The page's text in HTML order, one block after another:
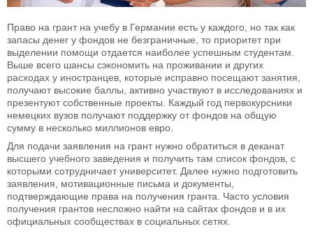
Право на грант на учебу в Германии есть у каждого, но так как
запасы денег у фондов не безграничные, то приоритет при
выделении помощи отдается наиболее успешным студентам.
Выше всего шансы сэкономить на проживании и других
расходах у иностранцев, которые исправно посещают занятия,
получают высокие баллы, активно участвуют в исследованиях и
презентуют собственные проекты. Каждый год первокурсники
немецких вузов получают поддержку от фондов на общую
сумму в несколько миллионов евро.
Для подачи заявления на грант нужно обратиться в деканат
высшего учебного заведения и получить там список фондов, с
которыми сотрудничает университет. Далее нужно подготовить
заявления, мотивационные письма и документы,
подтверждающие права на получения гранта. Часто условия
получения грантов несложно найти на сайтах фондов и в их
официальных сообществах в социальных сетях.